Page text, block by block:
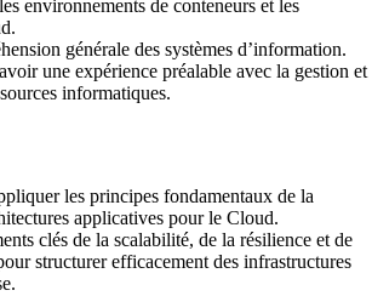
environnements de conteneurs et les
générale des systèmes d’information.
une expérience préalable avec la gestion et
informatiques.
les principes fondamentaux de la
applicatives pour le Cloud.
clés de la scalabilité, de la résilience et de
structurer efficacement des infrastructures